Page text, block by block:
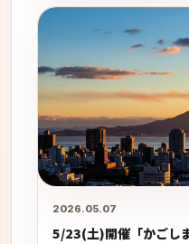
2026.05.07
5/23(土)開催「かごし